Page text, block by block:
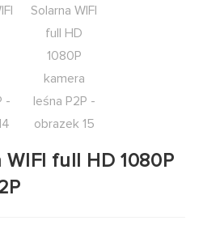
full HD 1080P